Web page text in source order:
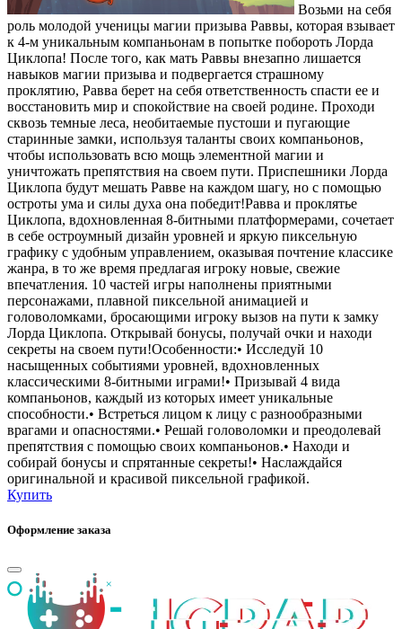
Возьми на себя
роль молодой ученицы магии призыва Раввы, которая взывает
к 4-м уникальным компаньонам в попытке побороть Лорда
Циклопа! После того, как мать Раввы внезапно лишается
навыков магии призыва и подвергается страшному
проклятию, Равва берет на себя ответственность спасти ее и
восстановить мир и спокойствие на своей родине. Проходи
сквозь темные леса, необитаемые пустоши и пугающие
старинные замки, используя таланты своих компаньонов,
чтобы использовать всю мощь элементной магии и
уничтожать препятствия на своем пути. Приспешники Лорда
Циклопа будут мешать Равве на каждом шагу, но с помощью
остроты ума и силы духа она победит!Равва и проклятье
Циклопа, вдохновленная 8-битными платформерами, сочетает
в себе остроумный дизайн уровней и яркую пиксельную
графику с удобным управлением, оказывая почтение классике
жанра, в то же время предлагая игроку новые, свежие
впечатления. 10 частей игры наполнены приятными
персонажами, плавной пиксельной анимацией и
головоломками, бросающими игроку вызов на пути к замку
Лорда Циклопа. Открывай бонусы, получай очки и находи
секреты на своем пути!Особенности:• Исследуй 10
насыщенных событиями уровней, вдохновленных
классическими 8-битными играми!• Призывай 4 вида
компаньонов, каждый из которых имеет уникальные
способности.• Встреться лицом к лицу с разнообразными
врагами и опасностями.• Решай головоломки и преодолевай
препятствия с помощью своих компаньонов.• Находи и
собирай бонусы и спрятанные секреты!• Наслаждайся
оригинальной и красивой пиксельной графикой.
Купить
Оформление заказа